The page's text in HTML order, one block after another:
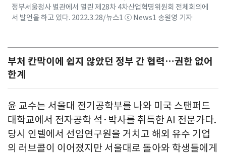
정부서울청사 별관에서 열린 제28차 4차산업혁명위원회 전체회의에
서 발언을 하고 있다. 2022.3.28/뉴스1 ⓒ News1 송원영 기자
부처 칸막이에 쉽지 않았던 정부 간 협력…권한 없어
한계
윤 교수는 서울대 전기공학부를 나와 미국 스탠퍼드
대학교에서 전자공학 석·박사를 취득한 AI 전문가다.
당시 인텔에서 선임연구원을 거치고 해외 유수 기업
의 러브콜이 이어졌지만 서울대로 돌아와 학생들에게